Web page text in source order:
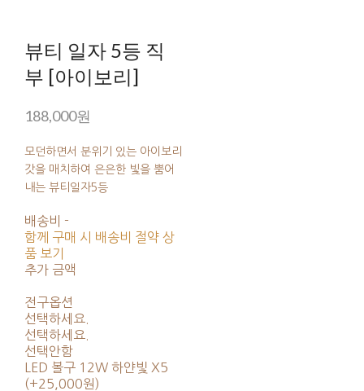
뷰티 일자 5등 직
부 [아이보리]
188,000원
모던하면서 분위기 있는 아이보리
갓을 매치하여 은은한 빛을 뿜어
내는 뷰티일자5등
배송비 -
함께 구매 시 배송비 절약 상
품 보기
추가 금액
전구옵션
선택하세요.
선택하세요.
선택안함
LED 볼구 12W 하얀빛 X5
(+25,000원)